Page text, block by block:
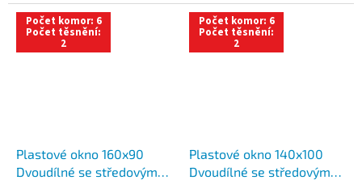
Počet komor: 6
Počet těsnění:
2
Plastové okno 160x90
Dvoudílné se středovým
Počet komor: 6
Počet těsnění:
2
Plastové okno 140x100
Dvoudílné se středovým